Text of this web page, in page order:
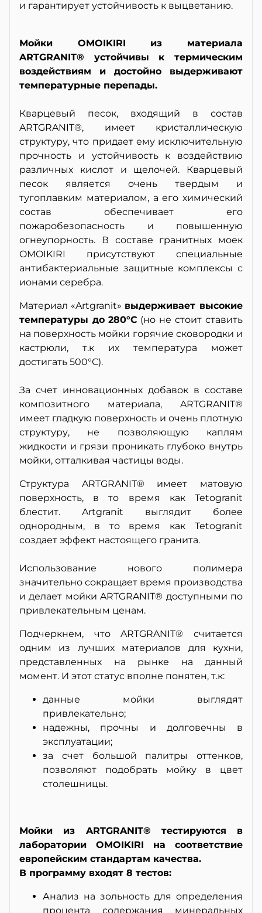
и гарантирует устойчивость к выцветанию.
Мойки OMOIKIRI из материала
ARTGRANIT® устойчивы к термическим
воздействиям и достойно выдерживают
температурные перепады.
Кварцевый песок, входящий в состав
ARTGRANIT®, имеет кристаллическую
структуру, что придает ему исключительную
прочность и устойчивость к воздействию
различных кислот и щелочей. Кварцевый
песок является очень твердым и
тугоплавким материалом, а его химический
состав обеспечивает его
пожаробезопасность и повышенную
огнеупорность. В составе гранитных моек
OMOIKIRI присутствуют специальные
антибактериальные защитные комплексы с
ионами серебра.
Материал «Artgranit» выдерживает высокие
температуры до 280°С (но не стоит ставить
на поверхность мойки горячие сковородки и
кастрюли, т.к их температура может
достигать 500°С).
За счет инновационных добавок в составе
композитного материала, ARTGRANIT®
имеет гладкую поверхность и очень плотную
структуру, не позволяющую каплям
жидкости и грязи проникать глубоко внутрь
мойки, отталкивая частицы воды.
Структура ARTGRANIT® имеет матовую
поверхность, в то время как Tetogranit
блестит. Artgranit выглядит более
однородным, в то время как Tetogranit
создает эффект настоящего гранита.
Использование нового полимера
значительно сокращает время производства
и делает мойки ARTGRANIT® доступными по
привлекательным ценам.
Подчеркнем, что ARTGRANIT® считается
одним из лучших материалов для кухни,
представленных на рынке на данный
момент. И этот статус вполне понятен, т.к:
данные мойки выглядят
привлекательно;
надежны, прочны и долговечны в
эксплуатации;
за счет большой палитры оттенков,
позволяют подобрать мойку в цвет
столешницы.
Мойки из ARTGRANIT® тестируются в
лаборатории OMOIKIRI на соответствие
европейским стандартам качества.
В программу входят 8 тестов:
Анализ на зольность для определения
процента содержания минеральных